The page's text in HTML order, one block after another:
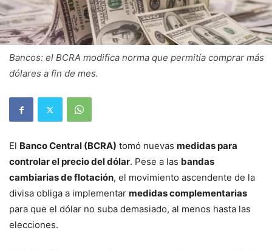
Bancos: el BCRA modifica norma que permitía comprar más
dólares a fin de mes.
El Banco Central (BCRA) tomó nuevas medidas para
controlar el precio del dólar. Pese a las bandas
cambiarias de flotación, el movimiento ascendente de la
divisa obliga a implementar medidas complementarias
para que el dólar no suba demasiado, al menos hasta las
elecciones.